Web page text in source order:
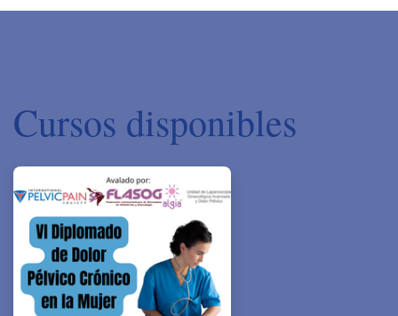
Cursos disponibles